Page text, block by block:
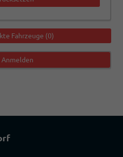
Fahrzeuge (0)
Anmelden